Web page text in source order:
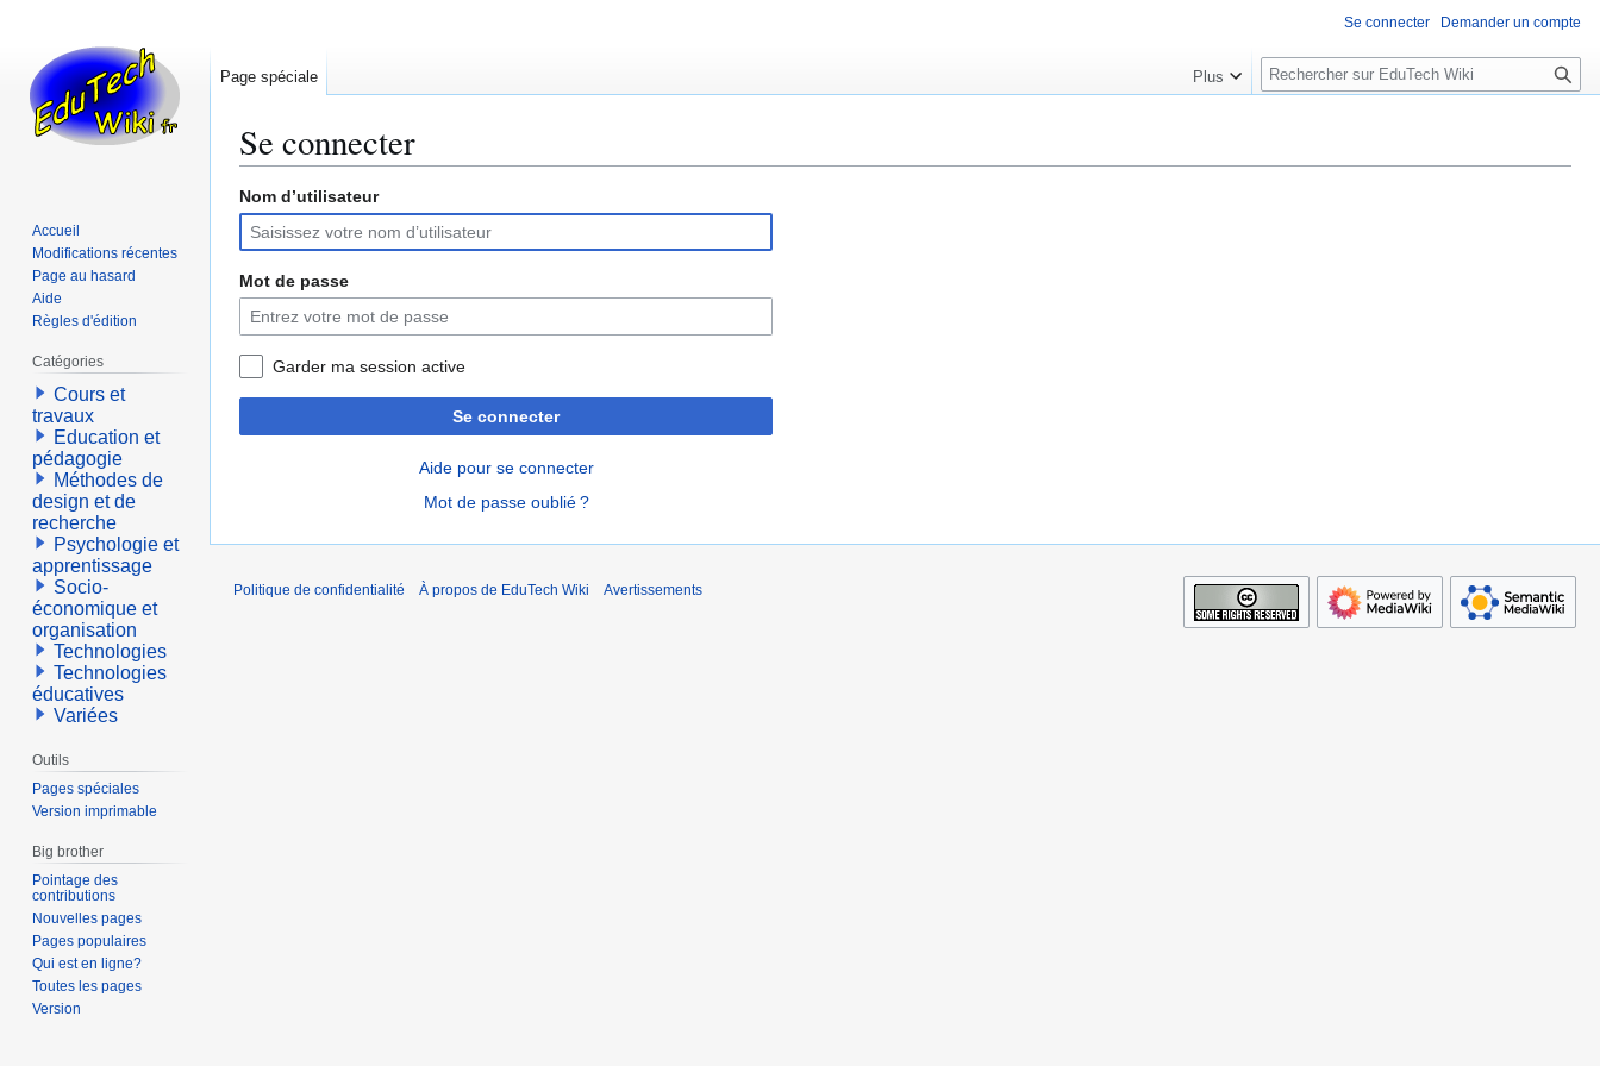
Se connecter
Aller
la
navigation
Aller
la
recherche
Nom d’utilisateur
Mot de passe
Garder ma session active
Se connecter
Aide pour se connecter
Mot de passe oublié ?
Se connecter Demander un compte
Page spéciale Plus
R
e
e
Accueil
Modifications récentes
Page au hasard
Aide
Règles d'édition
Catégories
Cours et
travaux
Education et
pédagogie
Méthodes de
design et de
recherche
Psychologie et
apprentissage
Socio-
économique et
organisation
Technologies
Technologies
éducatives
Variées
Outils
Pages spéciales
Version imprimable
Big brother
Pointage des
contributions
Nouvelles pages
Pages populaires
Qui est en ligne?
Toutes les pages
Version
Politique de confidentialité À propos de EduTech Wiki Avertissements